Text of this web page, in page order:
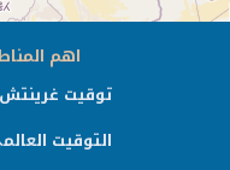
اهم
توقيت غرينتش
التوقيت